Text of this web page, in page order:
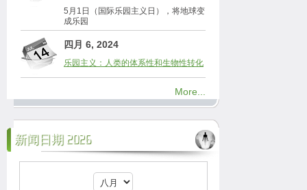
5月1日（国际乐园主义日），将地球变
成乐园
四月 6, 2024
乐园主义：人类的体系性和生物性转化
More...
新闻日期 2026